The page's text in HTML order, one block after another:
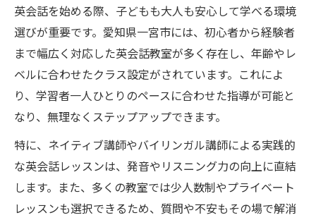
英会話を始める際、子どもも大人も安心して学べる環境
選びが重要です。愛知県一宮市には、初心者から経験者
まで幅広く対応した英会話教室が多く存在し、年齢やレ
ベルに合わせたクラス設定がされています。これによ
り、学習者一人ひとりのペースに合わせた指導が可能と
なり、無理なくステップアップできます。
特に、ネイティブ講師やバイリンガル講師による実践的
な英会話レッスンは、発音やリスニング力の向上に直結
します。また、多くの教室では少人数制やプライベート
レッスンも選択できるため、質問や不安もその場で解消